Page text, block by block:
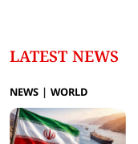
LATEST NEWS
NEWS WORLD